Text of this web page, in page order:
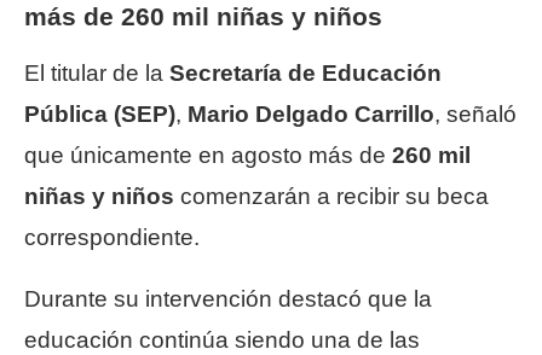
más de 260 mil niñas y niños
El titular de la Secretaría de Educación
Pública (SEP), Mario Delgado Carrillo, señaló
que únicamente en agosto más de 260 mil
niñas y niños comenzarán a recibir su beca
correspondiente.
Durante su intervención destacó que la
educación continúa siendo una de las